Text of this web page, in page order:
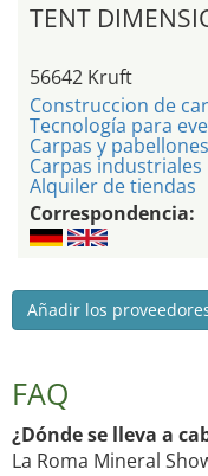
TENT
56642 Kruft
Construccion de
Tecnología para
Carpas y
Carpas industriales
Alquiler de tiendas
Correspondencia:
Añadir los
FAQ
¿Dónde se lleva a
La Roma Mineral